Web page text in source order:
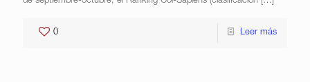
0 Leer más